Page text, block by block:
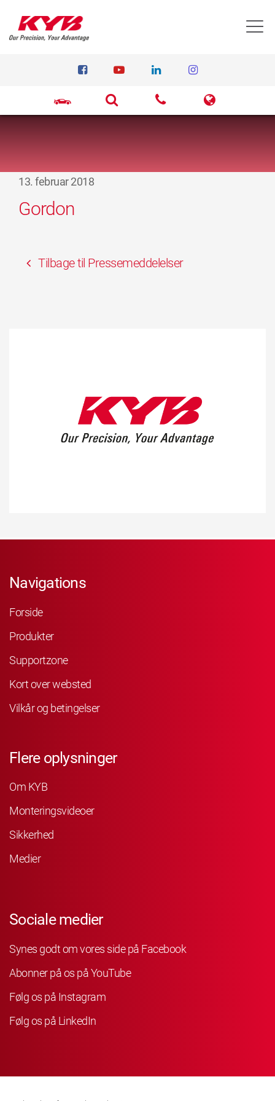
13. februar 2018
Gordon
Tilbage til Pressemeddelelser
Navigations
Forside
Produkter
Supportzone
Kort over websted
Vilkår og betingelser
Flere oplysninger
Om KYB
Monteringsvideoer
Sikkerhed
Medier
Sociale medier
Synes godt om vores side på Facebook
Abonner på os på YouTube
Følg os på Instagram
Følg os på LinkedIn